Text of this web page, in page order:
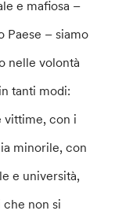
e mafiosa –
Paese – siamo
nelle volontà
tanti modi:
vittime, con i
minorile, con
e università,
non si